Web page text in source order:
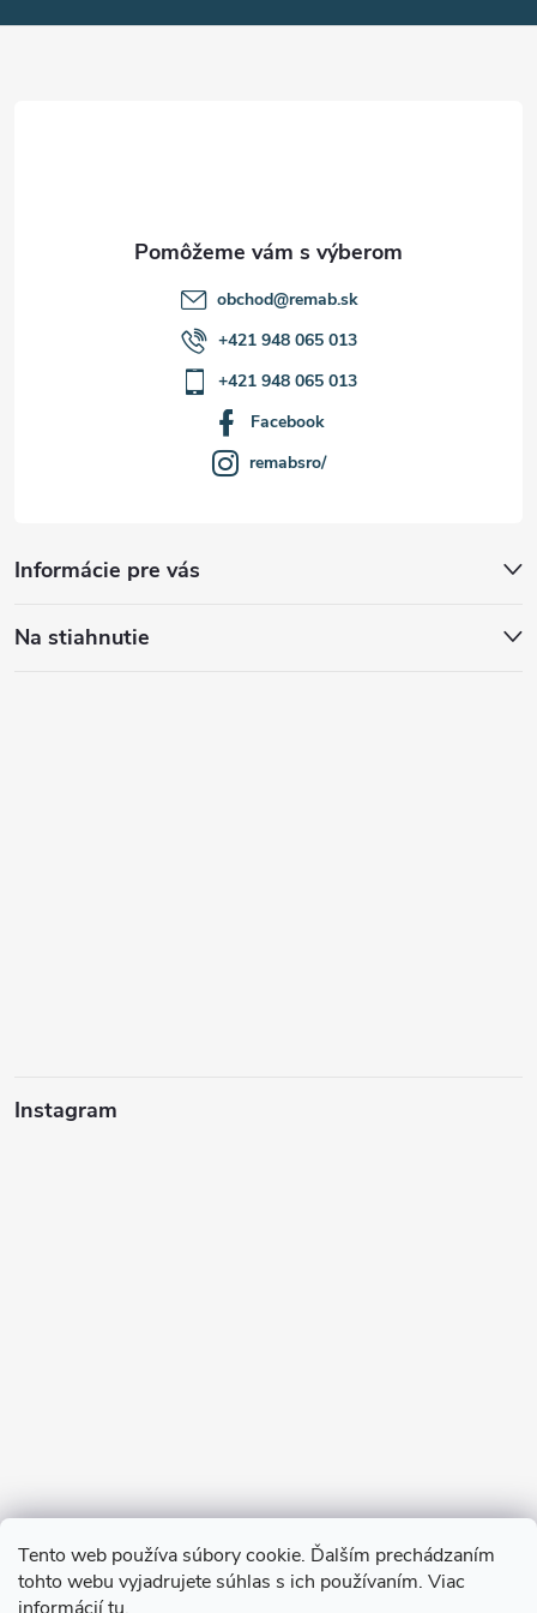
Tento web používa súbory cookie. Ďalším prechádzaním
tohto webu vyjadrujete súhlas s ich používaním. Viac
Informácie pre vás
Na stiahnutie
Instagram
Sledovať na Instagrame
obchod@remab.sk
+421 948 065 013
+421 948 065 013
Facebook
remabsro/